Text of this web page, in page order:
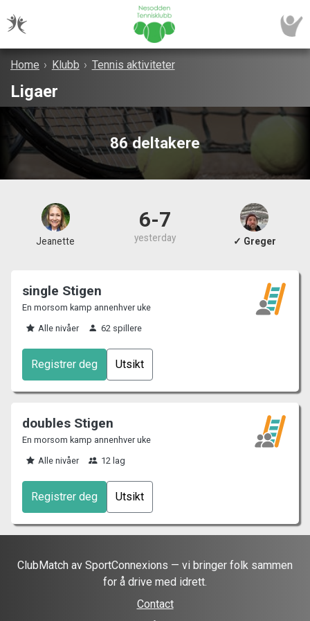
Home › Klubb › Tennis aktiviteter
Ligaer
86 deltakere
Jeanette
6-7
yesterday ✓ Greger
single Stigen
En morsom kamp annenhver uke
Alle nivåer
62 spillere
Registrer deg Utsikt
doubles Stigen
En morsom kamp annenhver uke
Alle nivåer
12 lag
Registrer deg Utsikt
ClubMatch av SportConnexions — vi bringer folk sammen
for å drive med idrett.
Contact